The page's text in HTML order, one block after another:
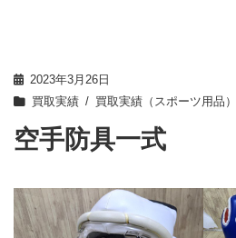
2023年3月26日
買取実績
買取実績（スポーツ用品）
空手防具一式